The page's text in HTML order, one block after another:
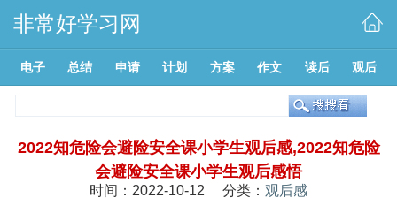
非常好学习网
电子 总结 申请 计划 方案 作文 读后 观后
2022知危险会避险安全课小学生观后感,2022知危险
会避险安全课小学生观后感悟
时间：2022-10-12 分类： 观后感